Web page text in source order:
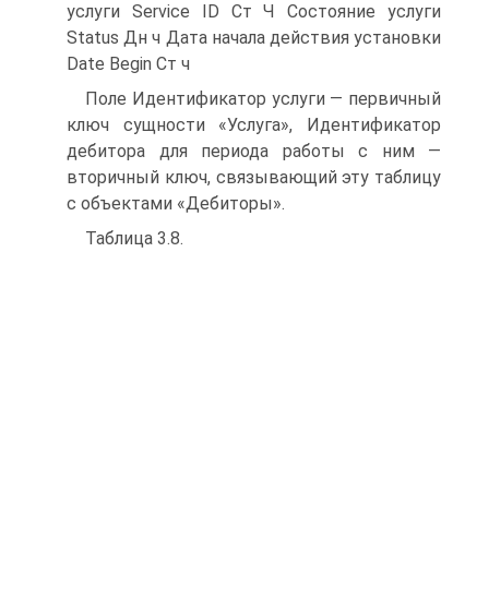
услуги Service ID Ст Ч Состояние услуги
Status Дн ч Дата начала действия установки
Date Begin Ст ч
Поле Идентификатор услуги — первичный
ключ сущности «Услуга», Идентификатор
дебитора для периода работы с ним —
вторичный ключ, связывающий эту таблицу
с объектами «Дебиторы».
Таблица 3.8.